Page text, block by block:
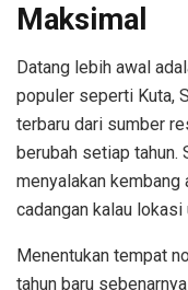
Maksimal
Datang lebih awal
populer seperti Kuta,
terbaru dari sumber
berubah setiap tahun.
menyalakan kembang
cadangan kalau lokasi
Menentukan tempat
tahun baru